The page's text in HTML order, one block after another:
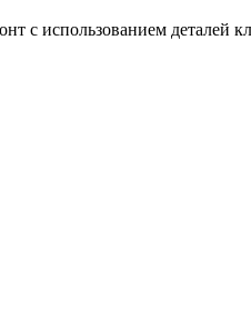
с использованием деталей